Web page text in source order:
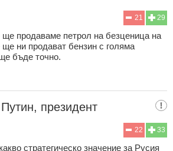
29
21
продаваме петрол на безценица на
ни продават бензин с голяма
бъде точно.
президент
33
22
стратегическо значение за Русия